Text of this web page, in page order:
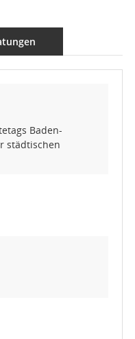
Baden-
städtischen